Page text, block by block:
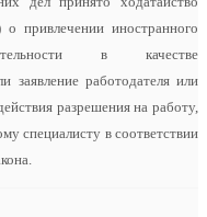
о привлечении иностранного
в качестве
заявление работодателя или
разрешения на работу,
специалисту в соответствии